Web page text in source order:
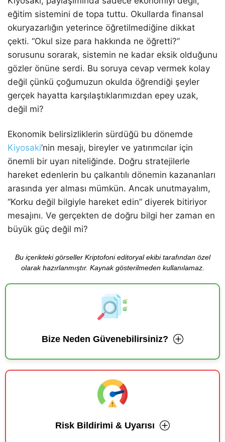
eğitim sistemini de topa tuttu. Okullarda finansal
okuryazarlığın yeterince öğretilmediğine dikkat
çekti. “Okul size para hakkında ne öğretti?”
sorusunu sorarak, sistemin ne kadar eksik olduğunu
gözler önüne serdi. Bu soruya cevap vermek kolay
değil çünkü çoğumuzun okulda öğrendiği şeyler
gerçek hayatta karşılaştıklarımızdan epey uzak,
değil mi?
Ekonomik belirsizliklerin sürdüğü bu dönemde
Kiyosaki’nin mesajı, bireyler ve yatırımcılar için
önemli bir uyarı niteliğinde. Doğru stratejilerle
hareket edenlerin bu çalkantılı dönemin kazananları
arasında yer alması mümkün. Ancak unutmayalım,
“Korku değil bilgiyle hareket edin” diyerek bitiriyor
mesajını. Ve gerçekten de doğru bilgi her zaman en
büyük güç değil mi?
Bu içerikteki görseller Kriptofoni editoryal ekibi tarafından özel
olarak hazırlanmıştır. Kaynak gösterilmeden kullanılamaz.
Bize Neden Güvenebilirsiniz?
Risk Bildirimi & Uyarısı